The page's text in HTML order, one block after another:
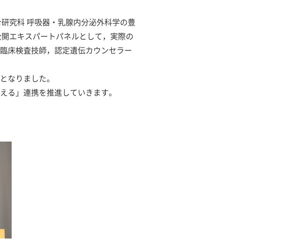
究科 呼吸器・乳腺内分泌外科学の豊
エキスパートパネルとして，実際の
床検査技師，認定遺伝カウンセラー
なりました。
」連携を推進していきます。